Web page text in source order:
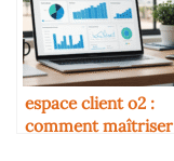
espace client o2 :
comment maîtriser